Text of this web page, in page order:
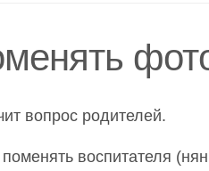
вопрос родителей.
поменять воспитателя